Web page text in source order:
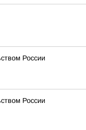
России
России